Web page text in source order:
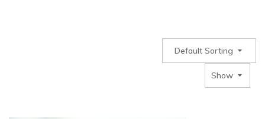
Default Sorting
Show